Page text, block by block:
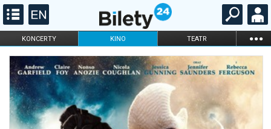
KONCERTY KINO TEATR ...
FILHARMONIA OPERA I BALET
STAND-UP
DLA DZIECI
ONLINE KARNETY